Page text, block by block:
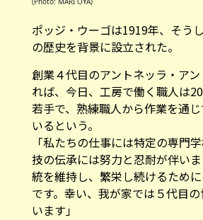
ポッジ・ウーゴは1919年、そう
の歴史を背景に設立された。
創業４代目のアントネッラ・ア
れば、今日、工房で働く職人は
若手で、熟練職人から作業を通
いるという。
「私たちの仕事には特定の専門
技の伝承には努力と忍耐が伴い
統を維持し、繁栄し続けるため
です。幸い、我が家では５代目
います」